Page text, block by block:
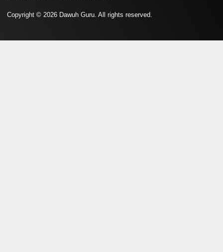
Copyright © 2026 Dawuh Guru. All rights reserved.